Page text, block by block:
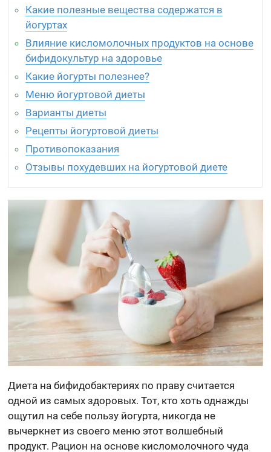
Какие полезные вещества содержатся в
йогуртах
Влияние кисломолочных продуктов на основе
бифидокультур на здоровье
Какие йогурты полезнее?
Меню йогуртовой диеты
Варианты диеты
Рецепты йогуртовой диеты
Противопоказания
Отзывы похудевших на йогуртовой диете
Диета на бифидобактериях по праву считается
одной из самых здоровых. Тот, кто хоть однажды
ощутил на себе пользу йогурта, никогда не
вычеркнет из своего меню этот волшебный
продукт. Рацион на основе кисломолочного чуда